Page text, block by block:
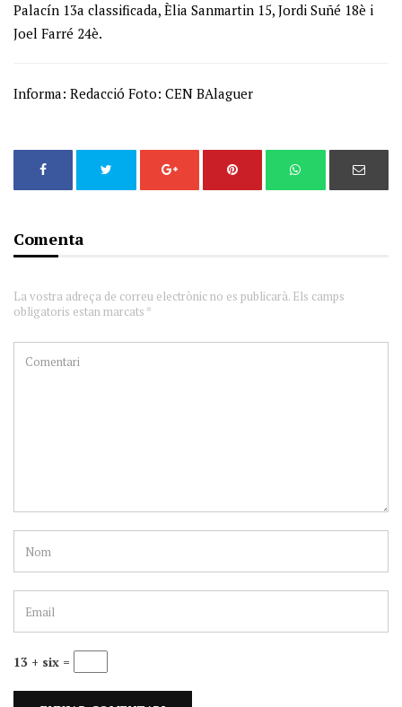
Palacín 13a classificada, Èlia Sanmartin 15, Jordi Suñé 18è i
Joel Farré 24è.
Informa: Redacció Foto: CEN BAlaguer
Comenta
La vostra adreça de correu electrònic no es publicarà. Els camps
obligatoris estan marcats *
13 + six =